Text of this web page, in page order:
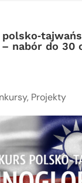
– nabór do 30
, Projekty